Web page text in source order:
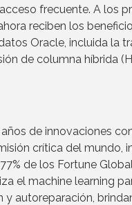
frecuente. A los
reciben los
Oracle, incluida la
de columna híbrida
de innovaciones
crítica del mundo,
de los Fortune
el machine learning
y autoreparación,